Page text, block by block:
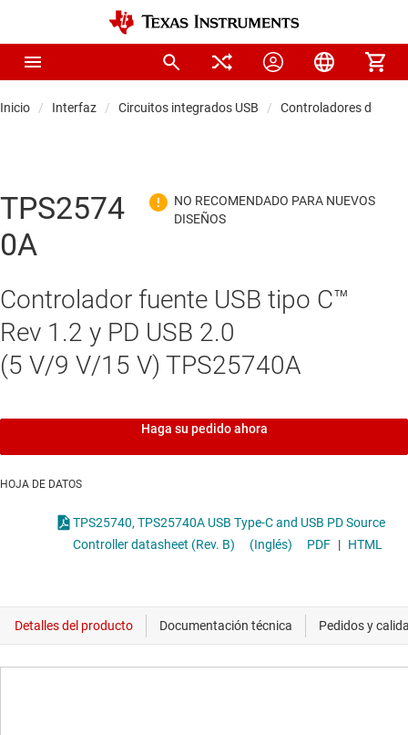
Inicio Interfaz Circuitos integrados USB Controladores de
TPS2574
0A
Controlador fuente USB tipo C™
Rev 1.2 y PD USB 2.0
(5 V/9 V/15 V) TPS25740A
Haga su pedido ahora
HOJA DE DATOS
TPS25740, TPS25740A USB Type-C and USB PD Source
Controller datasheet (Rev. B)
(Inglés) PDF | HTML